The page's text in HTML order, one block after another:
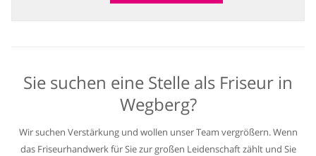
Sie suchen eine Stelle als Friseur in
Wegberg?
Wir suchen Verstärkung und wollen unser Team vergrößern. Wenn
das Friseurhandwerk für Sie zur großen Leidenschaft zählt und Sie